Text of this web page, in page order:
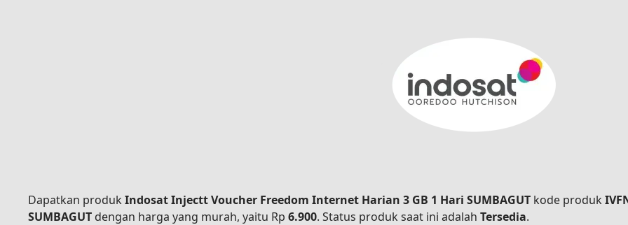
Dapatkan produk Indosat Injectt Voucher Freedom Internet Harian 3 GB 1 Hari SUMBAGUT kode produk
SUMBAGUT dengan harga yang murah, yaitu Rp 6.900. Status produk saat ini adalah Tersedia.